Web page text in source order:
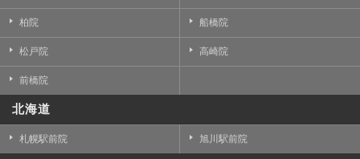
柏院 船橋院
松戸院 高崎院
前橋院
北海道
札幌駅前院 旭川駅前院